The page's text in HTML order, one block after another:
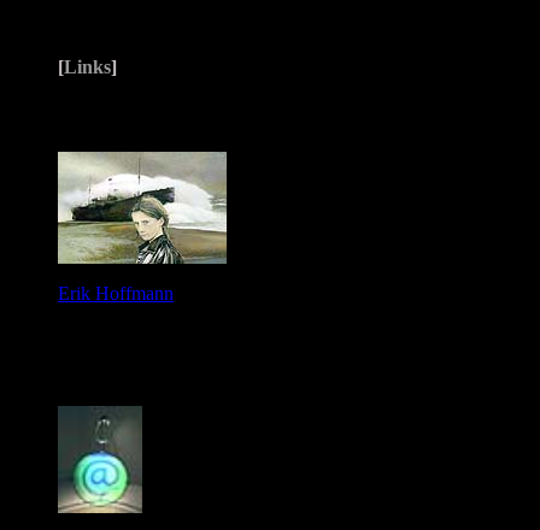
[Links]
Erik Hoffmann